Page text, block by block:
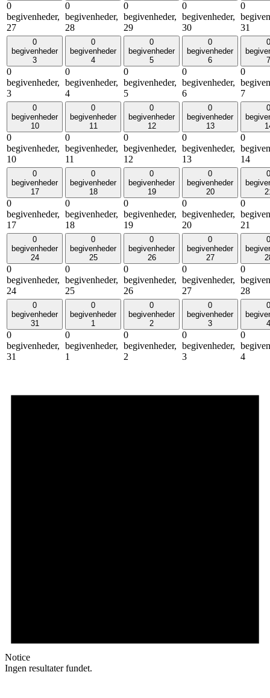
0
begivenheder,
27
0
begivenheder,
28
0
begivenheder,
29
0
begivenheder,
30
0
31
0
begivenheder
3
0
begivenheder,
3
0
begivenheder
4
0
begivenheder,
4
0
begivenheder
5
0
begivenheder,
5
0
begivenheder
6
0
begivenheder,
6
0
7
0
7
0
begivenheder
10
0
begivenheder,
10
0
begivenheder
11
0
begivenheder,
11
0
begivenheder
12
0
begivenheder,
12
0
begivenheder
13
0
begivenheder,
13
0
0
14
0
begivenheder
17
0
begivenheder,
17
0
begivenheder
18
0
begivenheder,
18
0
begivenheder
19
0
begivenheder,
19
0
begivenheder
20
0
begivenheder,
20
0
0
21
0
begivenheder
24
0
begivenheder,
24
0
begivenheder
25
0
begivenheder,
25
0
begivenheder
26
0
begivenheder,
26
0
begivenheder
27
0
begivenheder,
27
0
0
28
0
begivenheder
31
0
begivenheder,
31
0
begivenheder
1
0
begivenheder,
1
0
begivenheder
2
0
begivenheder,
2
0
begivenheder
3
0
begivenheder,
3
0
4
0
4
Notice
Ingen resultater fundet.